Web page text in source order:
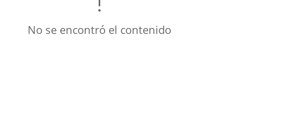
No se encontró el contenido